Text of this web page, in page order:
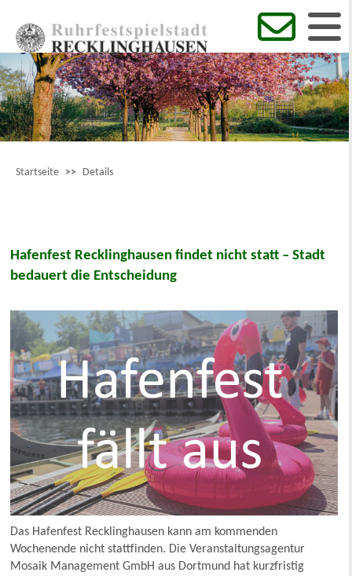
Startseite >> Details
Hafenfest Recklinghausen findet nicht statt – Stadt
bedauert die Entscheidung
Das Hafenfest Recklinghausen kann am kommenden
Wochenende nicht stattfinden. Die Veranstaltungsagentur
Mosaik Management GmbH aus Dortmund hat kurzfristig